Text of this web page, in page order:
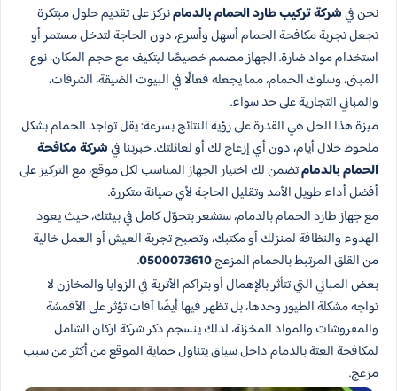
نحن فيشركة تركيب طارد الحمام بالدمامنركز على تقديم حلول مبتكرة
تجعل تجربة مكافحة الحمام أسهل وأسرع، دون الحاجة لتدخل مستمر أو
استخدام مواد ضارة. الجهاز مصمم خصيصًا ليتكيف مع حجم المكان، نوع
المبنى، وسلوك الحمام، مما يجعله فعالًا في البيوت الضيقة، الشرفات،
والمباني التجارية على حد سواء.
ميزة هذا الحل هي القدرة على رؤية النتائج بسرعة: يقل تواجد الحمام بشكل
ملحوظ خلال أيام، دون أي إزعاج لك أو لعائلتك. خبرتنا فيشركة مكافحة
الحمام بالدمامتضمن لك اختيار الجهاز المناسب لكل موقع، مع التركيز على
أفضل أداء طويل الأمد وتقليل الحاجة لأي صيانة متكررة.
مع جهاز طارد الحمام بالدمام، ستشعر بتحوّل كامل في بيئتك، حيث يعود
الهدوء والنظافة لمنزلك أو مكتبك، وتصبح تجربة العيش أو العمل خالية
من القلق المرتبط بالحمام المزعج0500073610
.
بعض المباني التي تتأثر بالإهمال أو بتراكم الأتربة في الزوايا والمخازن لا
تواجه مشكلة الطيور وحدها، بل تظهر فيها أيضًا آفات تؤثر على الأقمشة
والمفروشات والمواد المخزنة، لذلك ينسجم ذكر شركة اركان الشامل
لمكافحة العتة بالدمام داخل سياق يتناول حماية الموقع من أكثر من سبب
مزعج.